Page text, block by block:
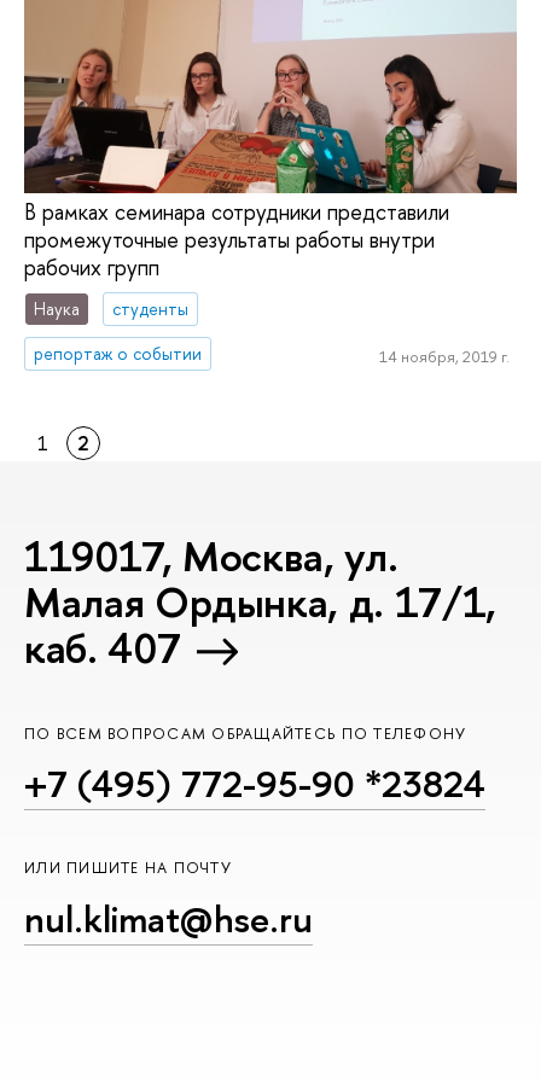
В рамках семинара сотрудники представили
промежуточные результаты работы внутри
рабочих групп
Наука
студенты
репортаж о событии
14 ноября, 2019 г.
1 2
119017, Москва, ул.
Малая Ордынка, д. 17/1,
каб. 407
ПО ВСЕМ ВОПРОСАМ ОБРАЩАЙТЕСЬ ПО ТЕЛЕФОНУ
+7 (495) 772-95-90 *23824
ИЛИ ПИШИТЕ НА ПОЧТУ
nul.klimat@hse.ru